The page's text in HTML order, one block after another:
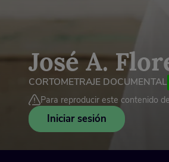
José A.
CORTOMETRAJE DOCUMENTAL
Para reproducir este contenido
Iniciar sesión